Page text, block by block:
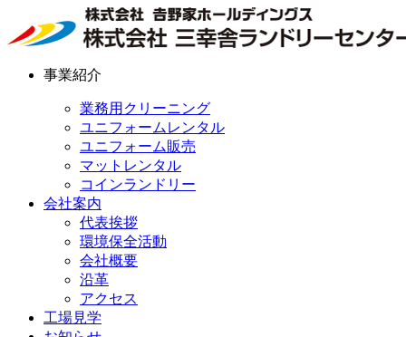
事業紹介
業務用クリーニング
ユニフォームレンタル
ユニフォーム販売
マットレンタル
コインランドリー
会社案内
代表挨拶
環境保全活動
会社概要
沿革
アクセス
工場見学